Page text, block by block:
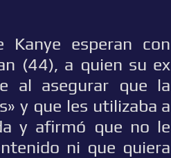
esperan con
(44), a quien su ex
al asegurar que la
y que les utilizaba a
y afirmó que no le
ni que quiera